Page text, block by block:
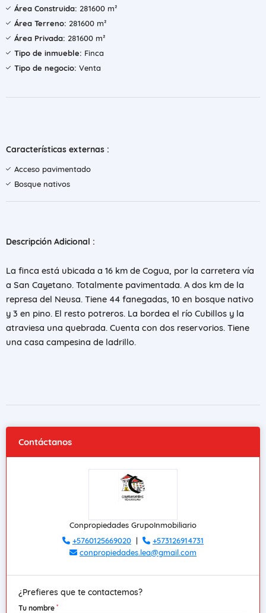
Área Construida: 281600 m²
Área Terreno: 281600 m²
Área Privada: 281600 m²
Tipo de inmueble: Finca
Tipo de negocio: Venta
Características externas :
Acceso pavimentado
Bosque nativos
Descripción Adicional :
La finca está ubicada a 16 km de Cogua, por la carretera vía
a San Cayetano. Totalmente pavimentada. A dos km de la
represa del Neusa. Tiene 44 fanegadas, 10 en bosque nativo
y 3 en pino. El resto potreros. La bordea el río Cubillos y la
atraviesa una quebrada. Cuenta con dos reservorios. Tiene
una casa campesina de ladrillo.
Contáctanos
Conpropiedades GrupoInmobiliario
+5760125669020 |
+573126914731
conpropiedades.lea@gmail.com
¿Prefieres que te contactemos?
Tu nombre *